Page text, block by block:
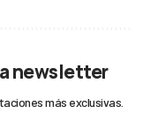
newsletter
más exclusivas.